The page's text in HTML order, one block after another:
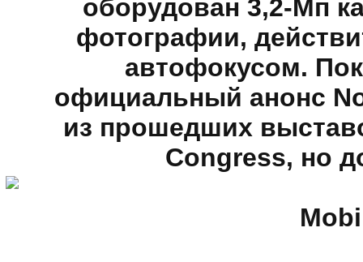
оборудован 3,2-Мп
фотографии,
автофокусом.
официальный анонс
из прошедших
Congress, но